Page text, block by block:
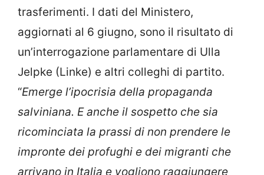
trasferimenti. I dati del Ministero,
aggiornati al 6 giugno, sono il risultato di
un’interrogazione parlamentare di Ulla
Jelpke (Linke) e altri colleghi di partito.
“Emerge l’ipocrisia della propaganda
salviniana. E anche il sospetto che sia
ricominciata la prassi di non prendere le
impronte dei profughi e dei migranti che
arrivano in Italia e vogliono raggiungere